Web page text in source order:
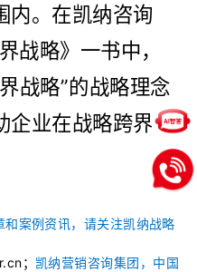
内。在凯纳咨询
战略》一书中，
战略”的战略理念
企业在战略跨界中
和案例资讯，请关注凯纳战略
； 凯纳营销咨询集团，中国